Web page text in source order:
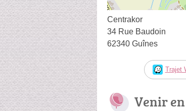
Centrakor
34 Rue Baudoin
62340 Guînes
Trajet
Venir